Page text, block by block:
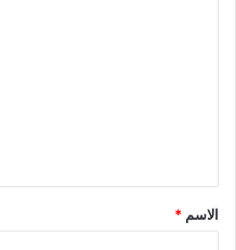
ق
*
الاسم *